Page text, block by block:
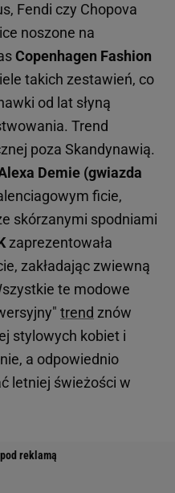
Fendi czy Chopova
noszone na
Copenhagen Fashion
takich zestawień, co
od lat słyną
Trend
poza Skandynawią.
Demie (gwiazda
ficie,
skórzanymi spodniami
zaprezentowała
zakładając zwiewną
te modowe
trend znów
stylowych kobiet i
a odpowiednio
letniej świeżości w